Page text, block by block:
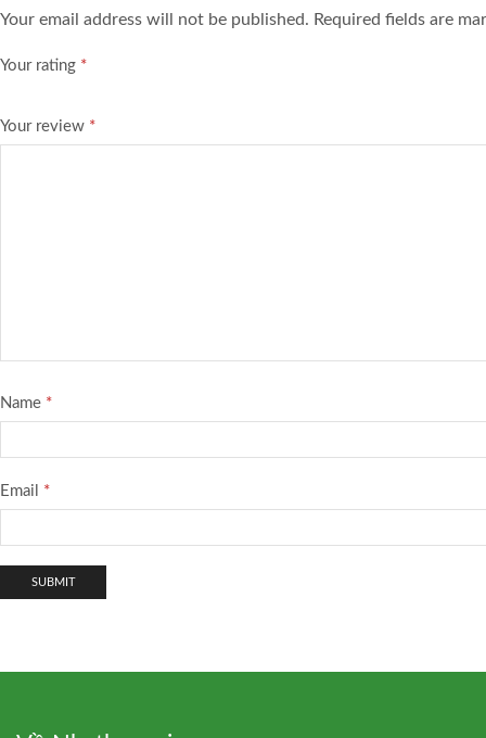
Your email address will not be published. Required fields are
Your rating *
Your review *
Name *
Email *